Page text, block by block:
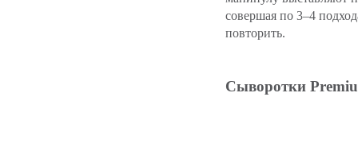
совершая по 3–4
повторить.
Сыворотки